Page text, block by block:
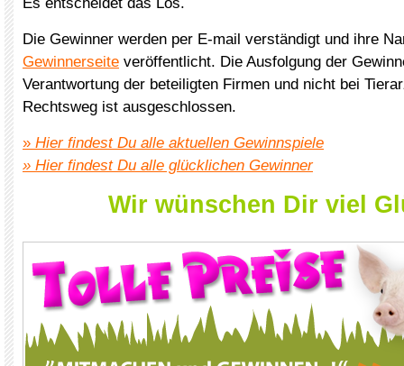
Die Gewinner werden per E-mail verständigt und ihre
Gewinnerseite veröffentlicht. Die Ausfolgung der
Verantwortung der beteiligten Firmen und nicht bei
Rechtsweg ist ausgeschlossen.
» Hier findest Du alle aktuellen Gewinnspiele
» Hier findest Du alle glücklichen Gewinner
Wir wünschen Dir viel